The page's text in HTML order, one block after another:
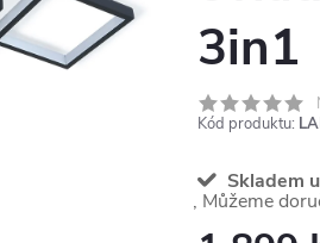
3in1
Kód produktu:
Skladem